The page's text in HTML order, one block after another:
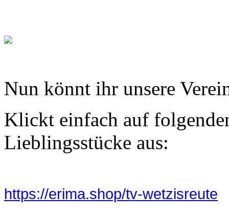
Nun könnt ihr unsere
Klickt einfach auf
Lieblingsstücke aus:
https://erima.shop/tv-wetzisreute